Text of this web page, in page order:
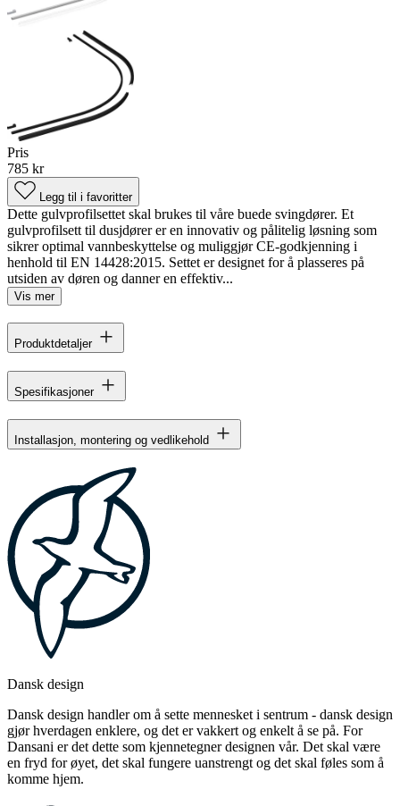
Pris
785 kr
Legg til i favoritter
Dette gulvprofilsettet skal brukes til våre buede svingdører. Et
gulvprofilsett til dusjdører er en innovativ og pålitelig løsning som
sikrer optimal vannbeskyttelse og muliggjør CE-godkjenning i
henhold til EN 14428:2015. Settet er designet for å plasseres på
utsiden av døren og danner en effektiv...
Vis mer
Produktdetaljer
Spesifikasjoner
Installasjon, montering og vedlikehold
Dansk design
Dansk design handler om å sette mennesket i sentrum - dansk design
gjør hverdagen enklere, og det er vakkert og enkelt å se på. For
Dansani er det dette som kjennetegner designen vår. Det skal være
en fryd for øyet, det skal fungere uanstrengt og det skal føles som å
komme hjem.